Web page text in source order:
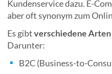
Kundenservice dazu. E-
aber oft synonym zum
Es gibtverschiedene Arten
Darunter:
B2C (Business-to-